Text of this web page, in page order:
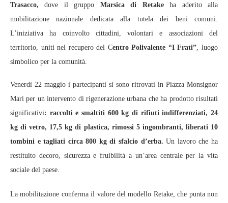
Trasacco, dove il gruppo Marsica di Retakeha aderito alla
mobilitazione nazionale dedicata alla tutela dei beni comuni.
L’iniziativa ha coinvolto cittadini, volontari e associazioni del
territorio, uniti nel recupero del Centro Polivalente “I Frati”, luogo
simbolico per la comunità.
Venerdì 22 maggio i partecipanti si sono ritrovati in Piazza Monsignor
Mari per un intervento di rigenerazione urbana che ha prodotto risultati
significativi: raccolti e smaltiti 600 kg di rifiuti indifferenziati, 24
kg di vetro, 17,5 kg di plastica, rimossi 5 ingombranti, liberati 10
tombini e tagliati circa 800 kg di sfalcio d’erba. Un lavoro che ha
restituito decoro, sicurezza e fruibilità a un’area centrale per la vita
sociale del paese.
La mobilitazione conferma il valore del modello Retake, che punta non